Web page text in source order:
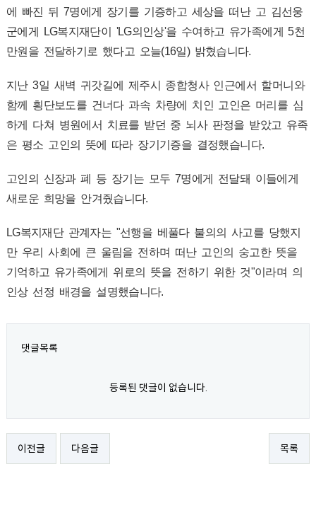
에 빠진 뒤 7명에게 장기를 기증하고 세상을 떠난 고 김선웅
군에게 LG복지재단이 'LG의인상'을 수여하고 유가족에게 5천
만원을 전달하기로 했다고 오늘(16일) 밝혔습니다.
지난 3일 새벽 귀갓길에 제주시 종합청사 인근에서 할머니와
함께 횡단보도를 건너다 과속 차량에 치인 고인은 머리를 심
하게 다쳐 병원에서 치료를 받던 중 뇌사 판정을 받았고 유족
은 평소 고인의 뜻에 따라 장기기증을 결정했습니다.
고인의 신장과 폐 등 장기는 모두 7명에게 전달돼 이들에게
새로운 희망을 안겨줬습니다.
LG복지재단 관계자는 "선행을 베풀다 불의의 사고를 당했지
만 우리 사회에 큰 울림을 전하며 떠난 고인의 숭고한 뜻을
기억하고 유가족에게 위로의 뜻을 전하기 위한 것"이라며 의
인상 선정 배경을 설명했습니다.
댓글목록
등록된 댓글이 없습니다.
이전글 다음글 목록